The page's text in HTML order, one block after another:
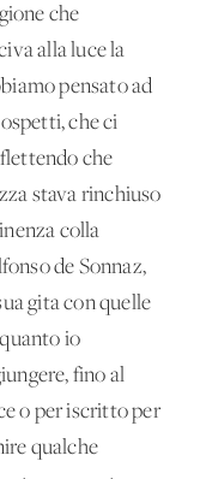
che
alla luce la
pensato ad
che ci
che
stava rinchiuso
colla
de Sonnaz,
gita con quelle
quanto io
fino al
o per iscritto per
qualche